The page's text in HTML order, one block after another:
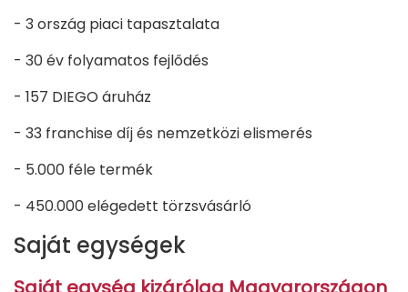
- 3 ország piaci tapasztalata
- 30 év folyamatos fejlődés
- 157 DIEGO áruház
- 33 franchise díj és nemzetközi elismerés
- 5.000 féle termék
- 450.000 elégedett törzsvásárló
Saját egységek